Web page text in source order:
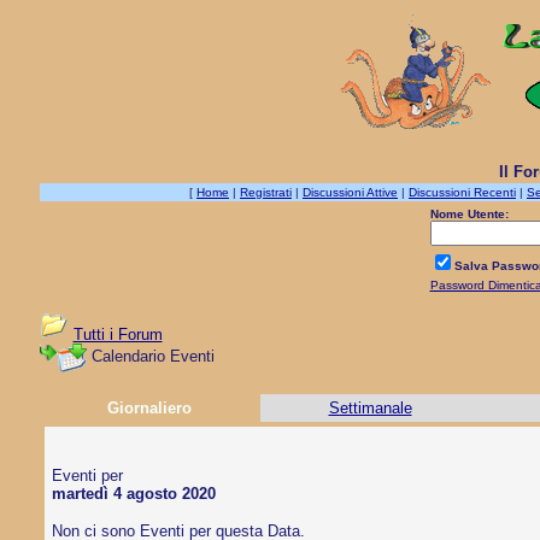
Il
[ Home | Registrati | Discussioni Attive | Discussioni Recenti |
Nome Utente:
Salva
Password
Tutti i Forum
Calendario Eventi
Giornaliero Settimanale
Eventi per
martedì 4 agosto 2020
Non ci sono Eventi per questa Data.